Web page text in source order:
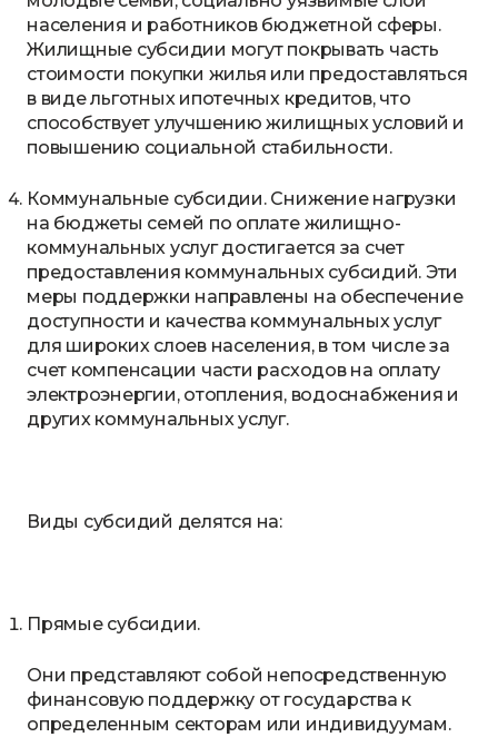
населения и работников бюджетной сферы.
Жилищные субсидии могут покрывать часть
стоимости покупки жилья или предоставляться
в виде льготных ипотечных кредитов, что
способствует улучшению жилищных условий и
повышению социальной стабильности.
Коммунальные субсидии. Снижение нагрузки
на бюджеты семей по оплате жилищно-
коммунальных услуг достигается за счет
предоставления коммунальных субсидий. Эти
меры поддержки направлены на обеспечение
доступности и качества коммунальных услуг
для широких слоев населения, в том числе за
счет компенсации части расходов на оплату
электроэнергии, отопления, водоснабжения и
других коммунальных услуг.
Виды субсидий делятся на:
Прямые субсидии.
Они представляют собой непосредственную
финансовую поддержку от государства к
определенным секторам или индивидуумам.